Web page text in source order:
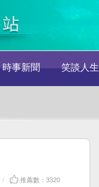
時事新聞 笑談人生
推薦數：3320